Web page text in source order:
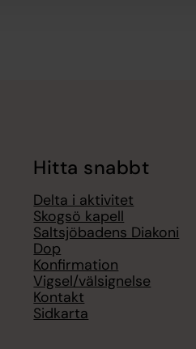
Hitta snabbt
Delta i aktivitet
Skogsö kapell
Saltsjöbadens Diakoni
Dop
Konfirmation
Vigsel/välsignelse
Kontakt
Sidkarta